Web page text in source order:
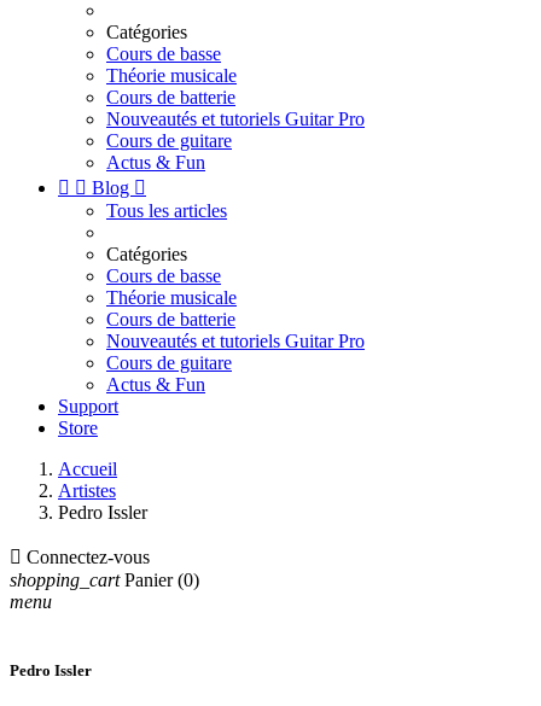
Catégories
Cours de basse
Théorie musicale
Cours de batterie
Nouveautés et tutoriels Guitar Pro
Cours de guitare
Actus & Fun
  Blog 
Tous les articles
Catégories
Cours de basse
Théorie musicale
Cours de batterie
Nouveautés et tutoriels Guitar Pro
Cours de guitare
Actus & Fun
Support
Store
Accueil
Artistes
Pedro Issler
 Connectez-vous
shopping_cart Panier (0)
menu
Pedro Issler